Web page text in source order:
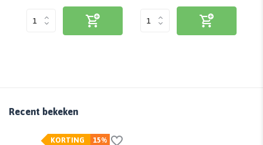
Recent bekeken
15%
KORTING